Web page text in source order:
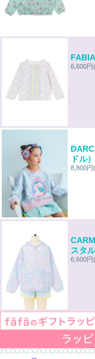
6,600円
ドル）
8,800円
スタ
6,600円